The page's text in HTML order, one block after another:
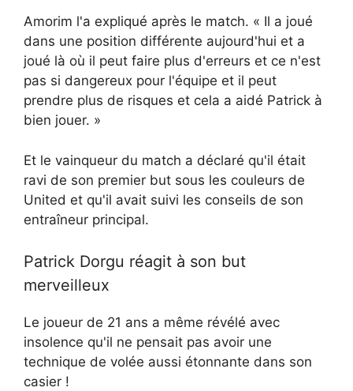
Amorim l'a expliqué après le match. « Il a joué
dans une position différente aujourd'hui et a
joué là où il peut faire plus d'erreurs et ce n'est
pas si dangereux pour l'équipe et il peut
prendre plus de risques et cela a aidé Patrick à
bien jouer. »
Et le vainqueur du match a déclaré qu'il était
ravi de son premier but sous les couleurs de
United et qu'il avait suivi les conseils de son
entraîneur principal.
Patrick Dorgu réagit à son but
merveilleux
Le joueur de 21 ans a même révélé avec
insolence qu'il ne pensait pas avoir une
technique de volée aussi étonnante dans son
casier !